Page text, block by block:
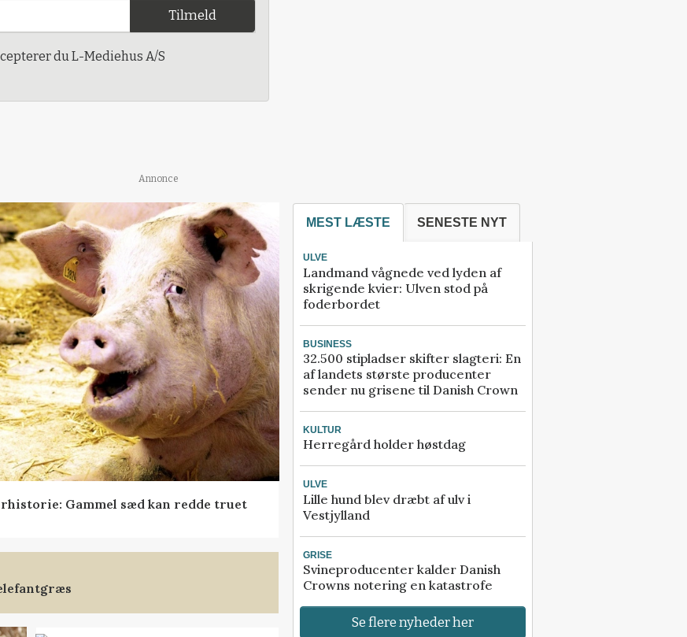
Tilmeld
du L-Mediehus A/S
Annonce
Gammel sæd kan redde truet
MEST LÆSTE SENESTE NYT
ULVE
Landmand vågnede ved lyden af
skrigende kvier: Ulven stod på
foderbordet
BUSINESS
32.500 stipladser skifter slagteri: En
af landets største producenter
sender nu grisene til Danish Crown
KULTUR
Herregård holder høstdag
ULVE
Lille hund blev dræbt af ulv i
Vestjylland
GRISE
Svineproducenter kalder Danish
Crowns notering en katastrofe
Se flere nyheder her